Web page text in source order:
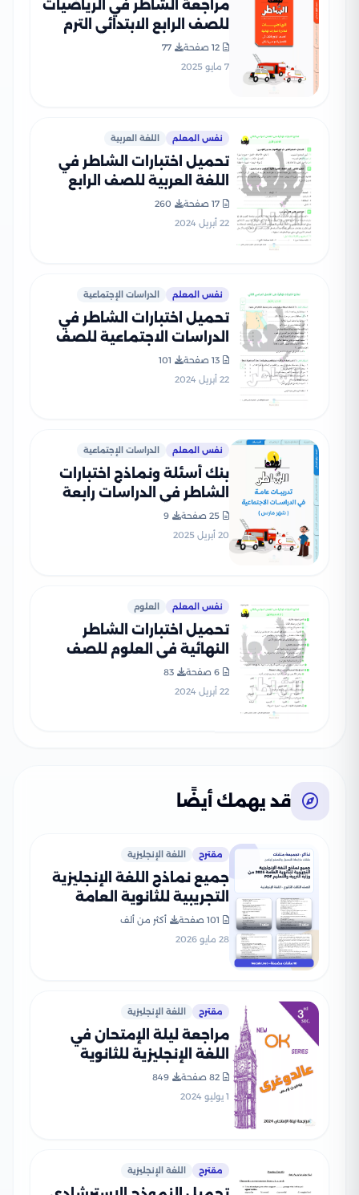
مراجعة الشاطر في الرياضيات
للصف الرابع الابتدائي الترم
الثاني 2025 PDF بالاجابات
12 صفحة
77
7 مايو 2025
نفس المعلم اللغة العربية
تحميل اختبارات الشاطر في
اللغة العربية للصف الرابع
الابتدائي ترم ثاني
17 صفحة
260
22 أبريل 2024
نفس المعلم الدراسات الإجتماعية
تحميل اختبارات الشاطر في
الدراسات الاجتماعية للصف
الرابع الابتدائي ترم ثاني
13 صفحة
101
22 أبريل 2024
نفس المعلم الدراسات الإجتماعية
بنك أسئلة ونماذج اختبارات
الشاطر في الدراسات رابعة
ابتدائي منهج شهر مارس
2025 بصيغة PDF
25 صفحة
9
20 أبريل 2025
نفس المعلم العلوم
تحميل اختبارات الشاطر
النهائية في العلوم للصف
الرابع الابتدائي ترم ثاني
6 صفحة
83
22 أبريل 2024
قد يهمك أيضًا
مقترح اللغة الإنجليزية
جميع نماذج اللغة الإنجليزية
التجريبية للثانوية العامة
2026 من وزارة التربية
والتعليم PDF
101 صفحة
أكثر من ألف
28 مايو 2026
مقترح اللغة الإنجليزية
مراجعة ليلة الإمتحان في
اللغة الإنجليزية للثانوية
82 صفحة
849
1 يوليو 2024
مقترح اللغة الإنجليزية